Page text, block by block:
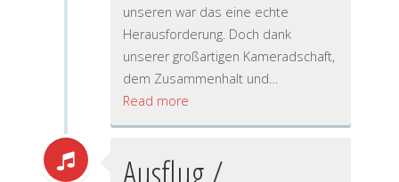
unseren war das eine echte
Herausforderung. Doch dank
unserer großartigen Kameradschaft,
dem Zusammenhalt und…
Read more
Ausflug /